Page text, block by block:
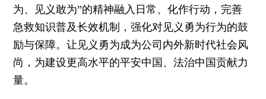
为、见义敢为”的精神融入日常、化作行动，完善
急救知识普及长效机制，强化对见义勇为行为的鼓
励与保障。让见义勇为成为公司内外新时代社会风
尚，为建设更高水平的平安中国、法治中国贡献力
量。